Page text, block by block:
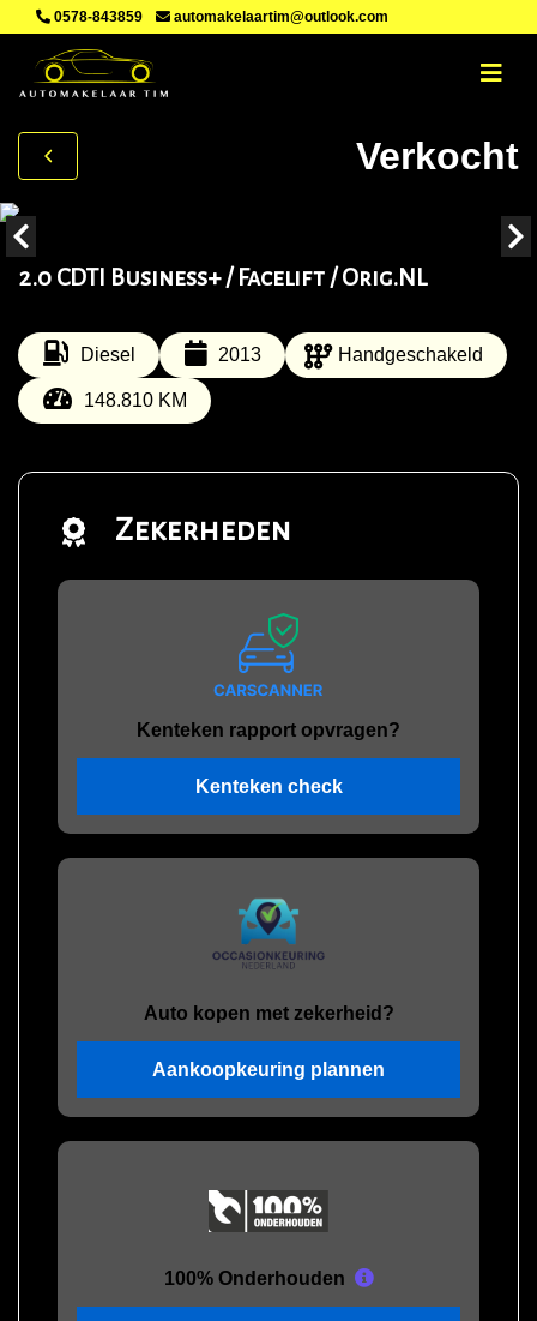
0578-843859 automakelaartim@outlook.com
Verkocht
2.0 CDTI Business+ / Facelift / Orig.NL
Diesel 2013 Handgeschakeld
148.810 KM
Zekerheden
Kenteken rapport opvragen?
Kenteken check
Auto kopen met zekerheid?
Aankoopkeuring plannen
100% Onderhouden